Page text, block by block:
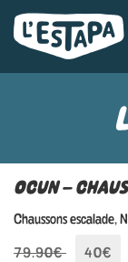
OCUN –
Chaussons escalade,
79.90€
40€